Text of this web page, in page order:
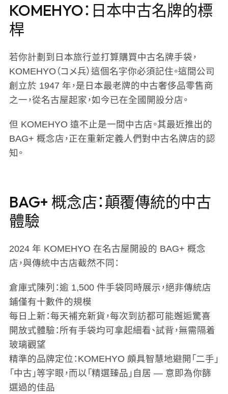
KOMEHYO：日本中古名牌的標
桿
若你計劃到日本旅行並打算購買中古名牌手袋，
KOMEHYO（コメ兵）這個名字你必須記住。這間公司
創立於 1947 年，是日本最老牌的中古奢侈品零售商
之一，從名古屋起家，如今已在全國開設分店。
但 KOMEHYO 遠不止是一間中古店。其最近推出的
BAG+ 概念店，正在重新定義人們對中古名牌店的認
知。
BAG+ 概念店：顛覆傳統的中古
體驗
2024 年 KOMEHYO 在名古屋開設的 BAG+ 概念
店，與傳統中古店截然不同：
倉庫式陳列 ：逾 1,500 件手袋同時展示，絕非傳統店
鋪僅有十數件的規模
每日上新 ：每天補充新貨，每次到訪都可能邂逅驚喜
開放式體驗 ：所有手袋均可拿起細看、試背，無需隔着
玻璃觀望
精準的品牌定位 ：KOMEHYO 頗具智慧地避開「二手」
「中古」等字眼，而以「精選臻品」自居 — 意即為你篩
選過的佳品